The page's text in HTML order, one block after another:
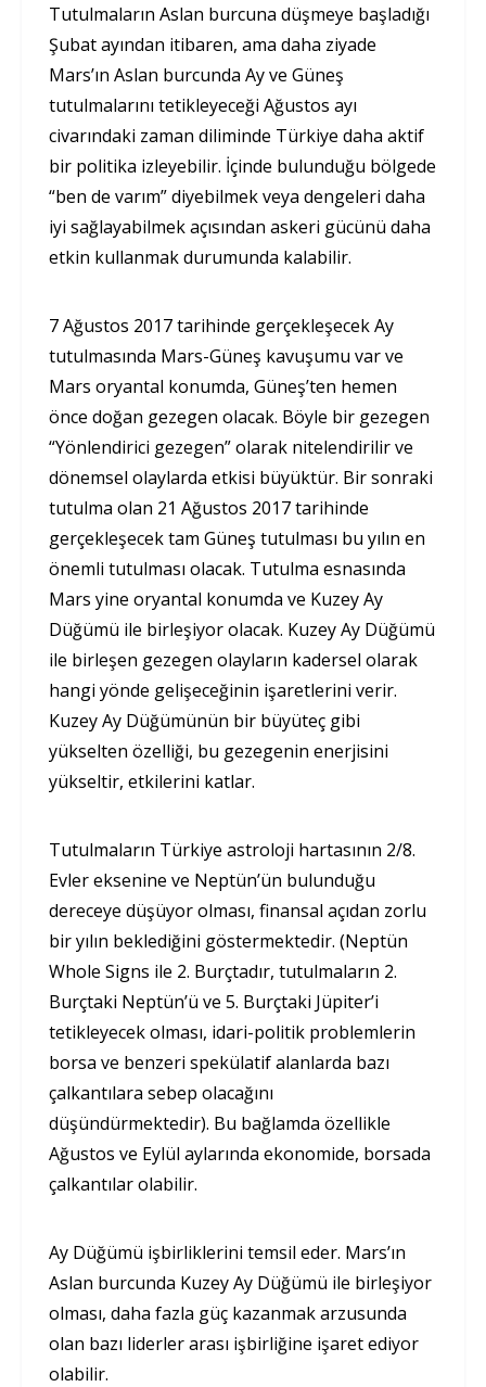
Tutulmaların Aslan burcuna düşmeye başladığı
Şubat ayından itibaren, ama daha ziyade
Mars’ın Aslan burcunda Ay ve Güneş
tutulmalarını tetikleyeceği Ağustos ayı
civarındaki zaman diliminde Türkiye daha aktif
bir politika izleyebilir. İçinde bulunduğu bölgede
“ben de varım” diyebilmek veya dengeleri daha
iyi sağlayabilmek açısından askeri gücünü daha
etkin kullanmak durumunda kalabilir.
7 Ağustos 2017 tarihinde gerçekleşecek Ay
tutulmasında Mars-Güneş kavuşumu var ve
Mars oryantal konumda, Güneş’ten hemen
önce doğan gezegen olacak. Böyle bir gezegen
“Yönlendirici gezegen” olarak nitelendirilir ve
dönemsel olaylarda etkisi büyüktür. Bir sonraki
tutulma olan 21 Ağustos 2017 tarihinde
gerçekleşecek tam Güneş tutulması bu yılın en
önemli tutulması olacak. Tutulma esnasında
Mars yine oryantal konumda ve Kuzey Ay
Düğümü ile birleşiyor olacak. Kuzey Ay Düğümü
ile birleşen gezegen olayların kadersel olarak
hangi yönde gelişeceğinin işaretlerini verir.
Kuzey Ay Düğümünün bir büyüteç gibi
yükselten özelliği, bu gezegenin enerjisini
yükseltir, etkilerini katlar.
Tutulmaların Türkiye astroloji hartasının 2/8.
Evler eksenine ve Neptün’ün bulunduğu
dereceye düşüyor olması, finansal açıdan zorlu
bir yılın beklediğini göstermektedir. (Neptün
Whole Signs ile 2. Burçtadır, tutulmaların 2.
Burçtaki Neptün’ü ve 5. Burçtaki Jüpiter’i
tetikleyecek olması, idari-politik problemlerin
borsa ve benzeri spekülatif alanlarda bazı
çalkantılara sebep olacağını
düşündürmektedir). Bu bağlamda özellikle
Ağustos ve Eylül aylarında ekonomide, borsada
çalkantılar olabilir.
Ay Düğümü işbirliklerini temsil eder. Mars’ın
Aslan burcunda Kuzey Ay Düğümü ile birleşiyor
olması, daha fazla güç kazanmak arzusunda
olan bazı liderler arası işbirliğine işaret ediyor
olabilir.